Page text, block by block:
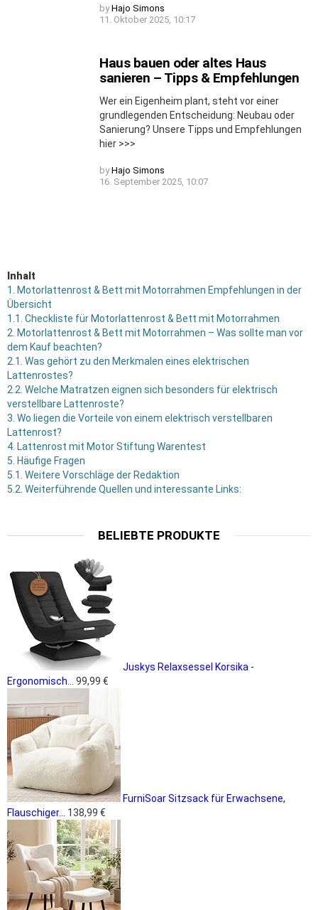
by Hajo Simons
11. Oktober 2025, 10:17
Haus bauen oder altes Haus
sanieren – Tipps & Empfehlungen
Wer ein Eigenheim plant, steht vor einer
grundlegenden Entscheidung: Neubau oder
Sanierung? Unsere Tipps und Empfehlungen
hier >>>
by Hajo Simons
16. September 2025, 10:07
Inhalt
1. Motorlattenrost & Bett mit Motorrahmen Empfehlungen in der
Übersicht
1.1. Checkliste für Motorlattenrost & Bett mit Motorrahmen
2. Motorlattenrost & Bett mit Motorrahmen – Was sollte man vor
dem Kauf beachten?
2.1. Was gehört zu den Merkmalen eines elektrischen
Lattenrostes?
2.2. Welche Matratzen eignen sich besonders für elektrisch
verstellbare Lattenroste?
3. Wo liegen die Vorteile von einem elektrisch verstellbaren
Lattenrost?
4. Lattenrost mit Motor Stiftung Warentest
5. Häufige Fragen
5.1. Weitere Vorschläge der Redaktion
5.2. Weiterführende Quellen und interessante Links:
BELIEBTE PRODUKTE
Juskys Relaxsessel Korsika -
Ergonomisch...
99,99 €
FurniSoar Sitzsack für Erwachsene,
Flauschiger...
138,99 €